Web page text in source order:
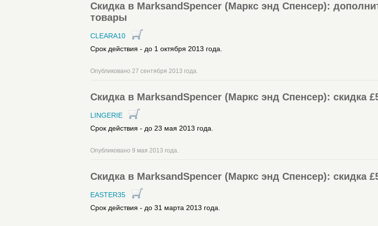
Скидка в MarksandSpencer (Маркс энд Спенсер):
товары
CLEARA10
Срок действия - до 1 октября 2013 года.
Опубликовано 27 сентября 2013 года.
Скидка в MarksandSpencer (Маркс энд Спенсер): скидка
LINGERIE
Срок действия - до 23 мая 2013 года.
Опубликовано 9 мая 2013 года.
Скидка в MarksandSpencer (Маркс энд Спенсер): скидка
EASTER35
Срок действия - до 31 марта 2013 года.